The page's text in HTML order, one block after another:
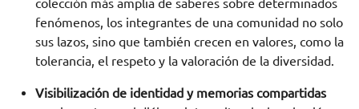
fenómenos, los integrantes de una comunidad no solo
sus lazos, sino que también crecen en valores, como la
tolerancia, el respeto y la valoración de la diversidad.
Visibilización de identidad y memorias compartidas